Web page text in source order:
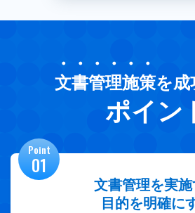
文書管理施策
・・・・・・
を成
ポイン
Point
01
文書管理を実施
目的を明確に